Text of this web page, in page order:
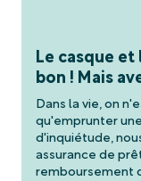
Le casque
bon ! Mais
Dans la vie, on
qu'emprunter
d'inquiétude,
assurance de
remboursement